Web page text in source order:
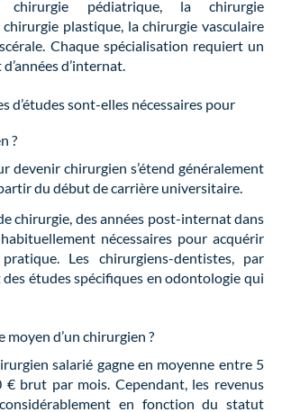
chirurgie pédiatrique, la chirurgie
plastique, la chirurgie vasculaire
Chaque spécialisation requiert un
d’internat.
d’études sont-elles nécessaires pour
?
devenir chirurgien s’étend généralement
du début de carrière universitaire.
chirurgie, des années post-internat dans
nécessaires pour acquérir
pratique. Les chirurgiens-dentistes, par
études spécifiques en odontologie qui
moyen d’un chirurgien ?
salarié gagne en moyenne entre 5
brut par mois. Cependant, les revenus
en fonction du statut